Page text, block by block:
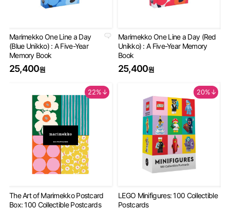
Marimekko One Line a Day
(Blue Unikko) : A Five-Year
Memory Book
25,400원
Marimekko One Line a Day (Red
Unikko) : A Five-Year Memory
Book
25,400원
22%↓
The Art of Marimekko Postcard
Box: 100 Collectible Postcards
20%↓
LEGO Minifigures: 100 Collectible
Postcards